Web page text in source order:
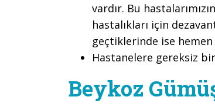
vardır. Bu
hastalıkları için
geçtiklerinde ise
Hastanelere gereksiz
Beykoz